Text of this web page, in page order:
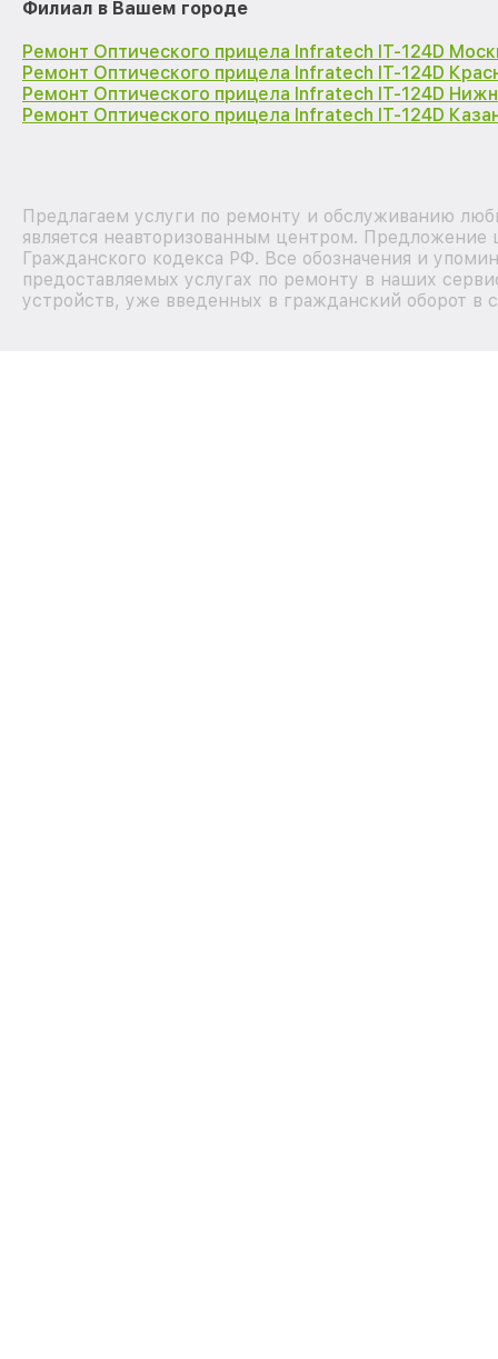
Филиал в Вашем городе
Ремонт Оптического прицела Infratech IT-124D
Ремонт Оптического прицела Infratech IT-124D
Ремонт Оптического прицела Infratech IT-124D
Ремонт Оптического прицела Infratech IT-124D
Предлагаем услуги по ремонту и обслуживанию
является неавторизованным центром.
Гражданского кодекса РФ. Все обозначения и
предоставляемых услугах по ремонту в наших
устройств, уже введенных в гражданский оборот в